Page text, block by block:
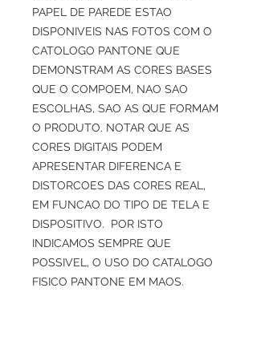
PAPEL DE PAREDE ESTAO
DISPONIVEIS NAS FOTOS COM O
CATOLOGO PANTONE QUE
DEMONSTRAM AS CORES BASES
QUE O COMPOEM, NAO SAO
ESCOLHAS, SAO AS QUE FORMAM
O PRODUTO. NOTAR QUE AS
CORES DIGITAIS PODEM
APRESENTAR DIFERENCA E
DISTORCOES DAS CORES REAL,
EM FUNCAO DO TIPO DE TELA E
DISPOSITIVO. POR ISTO
INDICAMOS SEMPRE QUE
POSSIVEL, O USO DO CATALOGO
FISICO PANTONE EM MAOS.